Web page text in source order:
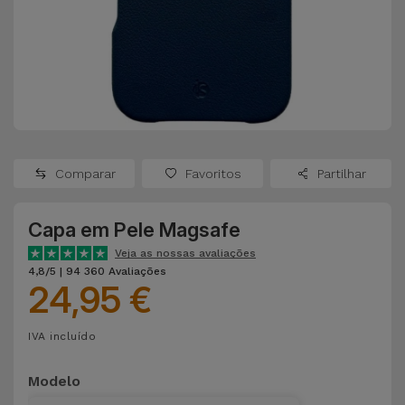
Oppo
OnePlus
Google
Dyson
TCL
Recondicionados
Recondicionados
Recondicionados
Consolas
Recondicionadas
Ver
tudo
Adaptadores
Auriculares
e Colunas
Smartwatches
e Braceletes
Correntes
Comparar Favoritos Partilhar
Capa em Pele Magsafe
Veja as nossas avaliações
4,8/5 | 94 360 Avaliações
24,95 €
IVA incluído
Modelo